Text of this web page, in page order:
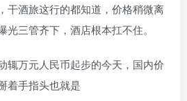
干酒旅这行的都知道，价格稍微离
三管齐下，酒店根本扛不住。
辄万元人民币起步的今天，国内价
着手指头也就是